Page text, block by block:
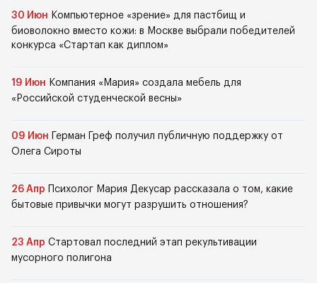
30 Июн Компьютерное «зрение» для пастбищ и
биоволокно вместо кожи: в Москве выбрали победителей
конкурса «Стартап как диплом»
19 Июн Компания «Мария» создала мебель для
«Российской студенческой весны»
09 Июн
Герман Греф получил публичную поддержку от
Олега Сироты
26 Апр
Психолог Мария Декусар рассказала о том, какие
бытовые привычки могут разрушить отношения?
23 Апр Стартовал последний этап рекультивации
мусорного полигона